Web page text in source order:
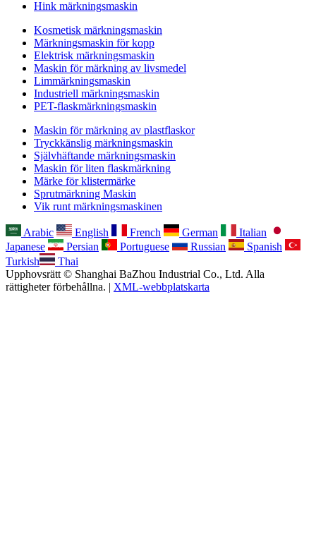
Hink märkningsmaskin
Kosmetisk märkningsmaskin
Märkningsmaskin för kopp
Elektrisk märkningsmaskin
Maskin för märkning av livsmedel
Limmärkningsmaskin
Industriell märkningsmaskin
PET-flaskmärkningsmaskin
Maskin för märkning av plastflaskor
Tryckkänslig märkningsmaskin
Självhäftande märkningsmaskin
Maskin för liten flaskmärkning
Märke för klistermärke
Sprutmärkning Maskin
Vik runt märkningsmaskinen
Arabic English French German
Italian
Japanese
Persian Portuguese Russian
Spanish
Turkish
Thai
Upphovsrätt © Shanghai BaZhou Industrial Co., Ltd. Alla
rättigheter förbehållna. | XML-webbplatskarta